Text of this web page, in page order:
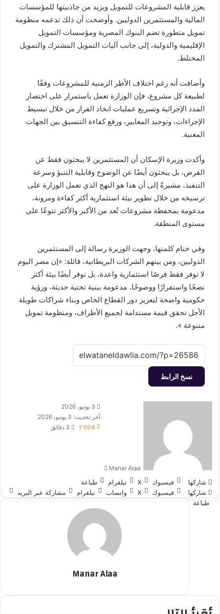
يعزز قابلية المشروعات للتمويل ويزيد من جاذبيتها للمؤسسات
المالية والمستثمرين الدوليين. وأوضحت أن ذلك تدعمه منظومة
تمويل متطورة تضم البنوك المصرية ومؤسسات التمويل
الإقليمية والدولية، إلى جانب آليات التمويل المشترك والتمويل
المختلط.
وأضافت أنه رغم اختلاف الأطر الزمنية للمشروعات وفقًا
لطبيعة كل مشروع، فإن الوزارة تعمل باستمرار على اختصار
المدد الإجرائية وتسريع عمليات اتخاذ القرار من خلال تبسيط
الإجراءات، وتوحيد المعايير، ورفع كفاءة التنسيق بين الجهات
المعنية.
وأكدت وزيرة الإسكان أن المستثمرين لا يبحثون فقط عن
الفرص، بل يبحثون أيضًا عن الوضوح وقابلية التنبؤ وسرعة
التنفيذ، مشيرةً إلى أن هذا هو النهج الذي تعمل الوزارة على
ترسيخه من خلال تطوير بيئة استثمارية أكثر كفاءة ومرونة،
مدعومة بمحفظة مشروعات تُعد من الأكبر والأكثر تنوعًا على
مستوى المنطقة.
وفي ختام كلمتها، وجهت الوزيرة رسالة إلى المستثمرين
الدوليين، ومن بينهم الشركات البريطانية، قائلة: «إن مصر اليوم
لا توفر فقط فرصًا استثمارية واعدة، بل توفر أيضًا بيئة أكثر
نضجًا واستقرارًا ووضوحًا، مدعومة ببنية تحتية حديثة، ورؤية
حكومية واضحة لتعزيز دور القطاع الخاص وبناء شراكات طويلة
الأجل تحقق قيمة مستدامة لجميع الأطراف، ومنظومة تمويل
متنوعة ».
نسخ الرابط
Manar Alaa
أرسل
بريدا
إلكترونيا
3 يونيو، 2026
آخر تحديث: 3 يونيو، 2026
1٬004
شاركها فيسبوك ‫X تيلقرام
طباعة
شاركها
فيسبوك ‫X واتساب تيلقرام
مشاركة عبر البريد
طباعة
Manar Alaa